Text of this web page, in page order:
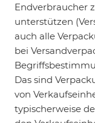
Endverbraucher
unterstützen
auch alle
bei
Das sind
von
typischerweise